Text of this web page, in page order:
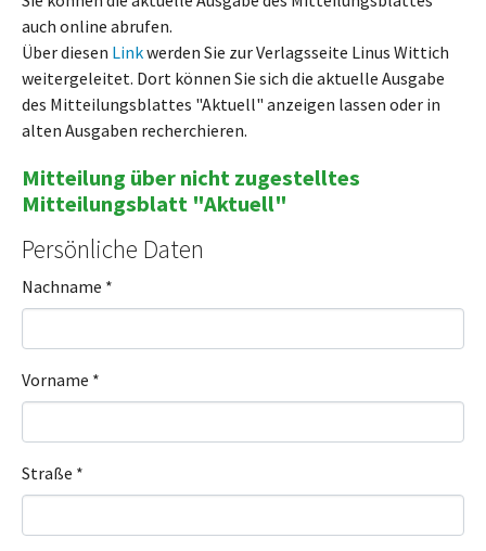
auch online abrufen.
Über diesen Linkwerden Sie zur Verlagsseite Linus Wittich
weitergeleitet. Dort können Sie sich die aktuelle Ausgabe
des Mitteilungsblattes "Aktuell" anzeigen lassen oder in
alten Ausgaben recherchieren.
Mitteilung über nicht zugestelltes
Mitteilungsblatt "Aktuell"
Persönliche Daten
Nachname *
Vorname *
Straße *